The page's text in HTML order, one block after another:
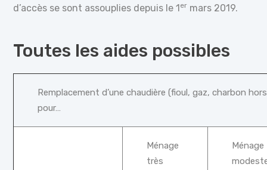
d’accès se sont assouplies depuis le 1er mars 2019.
Toutes les aides possibles
Remplacement d’une chaudière (fioul, gaz, charbon
pour…
Ménage
très
Ménage